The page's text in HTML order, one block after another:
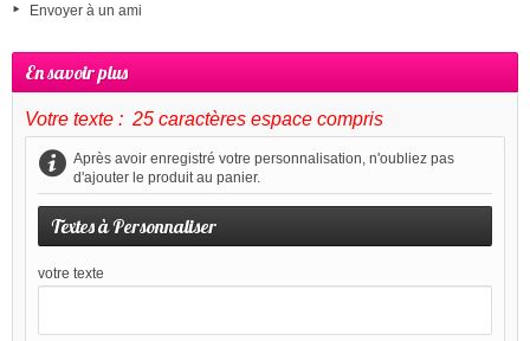
Envoyer à un ami
En savoir plus
Votre texte : 25 caractères espace compris
Après avoir enregistré votre personnalisation, n'oubliez pas
d'ajouter le produit au panier.
Textes à Personnaliser
votre texte